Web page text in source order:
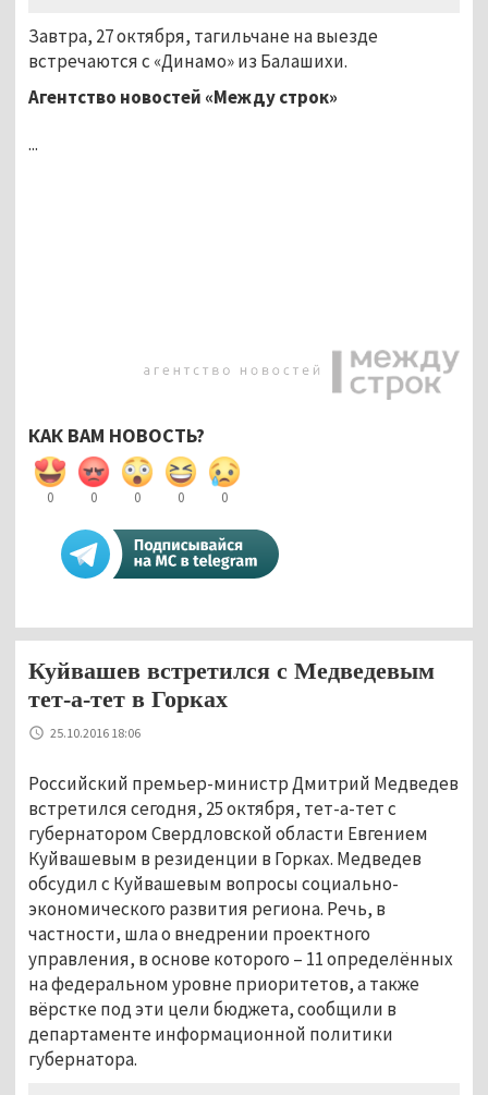
Завтра, 27 октября, тагильчане на выезде
встречаются с «Динамо» из Балашихи.
Агентство новостей «Между строк»
...
КАК ВАМ НОВОСТЬ?
0 0 0 0 0
Куйвашев встретился с Медведевым
тет-а-тет в Горках
25.10.2016 18:06
Российский премьер-министр Дмитрий Медведев
встретился сегодня, 25 октября, тет-а-тет с
губернатором Свердловской области Евгением
Куйвашевым в резиденции в Горках. Медведев
обсудил с Куйвашевым вопросы социально-
экономического развития региона. Речь, в
частности, шла о внедрении проектного
управления, в основе которого – 11 определённых
на федеральном уровне приоритетов, а также
вёрстке под эти цели бюджета, сообщили в
департаменте информационной политики
губернатора.